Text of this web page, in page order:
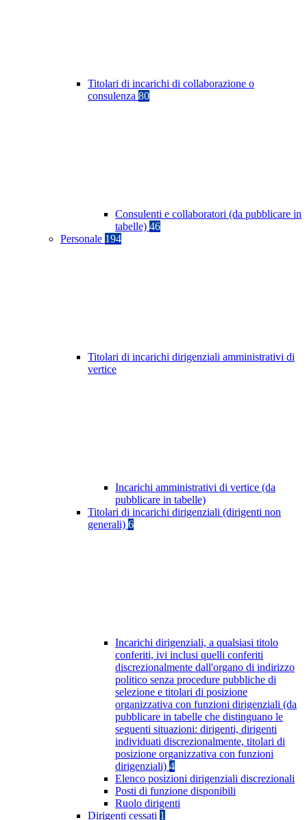
Titolari di incarichi di collaborazione o
consulenza 80
Consulenti e collaboratori (da pubblicare in
tabelle) 46
Personale 194
Titolari di incarichi dirigenziali amministrativi di
vertice
Incarichi amministrativi di vertice (da
pubblicare in tabelle)
Titolari di incarichi dirigenziali (dirigenti non
generali) 6
Incarichi dirigenziali, a qualsiasi titolo
conferiti, ivi inclusi quelli conferiti
discrezionalmente dall'organo di indirizzo
politico senza procedure pubbliche di
selezione e titolari di posizione
organizzativa con funzioni dirigenziali (da
pubblicare in tabelle che distinguano le
seguenti situazioni: dirigenti, dirigenti
individuati discrezionalmente, titolari di
posizione organizzativa con funzioni
dirigenziali) 4
Elenco posizioni dirigenziali discrezionali
Posti di funzione disponibili
Ruolo dirigenti
Dirigenti cessati 1